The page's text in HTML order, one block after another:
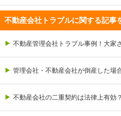
不動産会社トラブルに関する記事
不動産管理会社トラブル事例！大家
管理会社・不動産会社が倒産した場
不動産会社の二重契約は法律上有効？